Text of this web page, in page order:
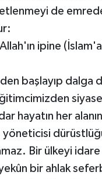
de
ipine
başlayıp dalga
hayatın her
yöneticisi
Bir ülkeyi
bir ahlak